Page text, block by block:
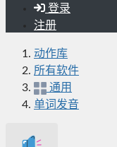
登录
注册
动作库
所有软件
通用
单词发音